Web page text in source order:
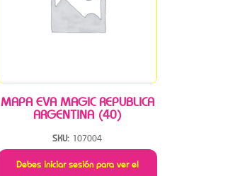
MAPA EVA MAGIC REPUBLICA
ARGENTINA (40)
SKU: 107004
Debes iniciar sesión para ver el